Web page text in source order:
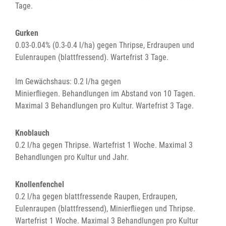
Tage.
Gurken
0.03-0.04% (0.3-0.4 l/ha) gegen Thripse, Erdraupen und
Eulenraupen (blattfressend). Wartefrist 3 Tage.
Im Gewächshaus: 0.2 l/ha gegen
Minierfliegen. Behandlungen im Abstand von 10 Tagen.
Maximal 3 Behandlungen pro Kultur. Wartefrist 3 Tage.
Knoblauch
0.2 l/ha gegen Thripse. Wartefrist 1 Woche. Maximal 3
Behandlungen pro Kultur und Jahr.
Knollenfenchel
0.2 l/ha gegen blattfressende Raupen, Erdraupen,
Eulenraupen (blattfressend), Minierfliegen und Thripse.
Wartefrist 1 Woche. Maximal 3 Behandlungen pro Kultur